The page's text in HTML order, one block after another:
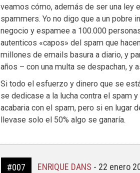
veamos cómo, además de ser una ley
spammers. Yo no digo que a un pobre
negocio y espamee a 100.000
autenticos «capos» del spam que
millones de emails basura a diario, y
años – con una multa se despachan, y
Si todo el esfuerzo y dinero que se
se dedicase a la lucha contra el spam
acabaria con el spam, pero si en lugar
llevase solo el 50% algo se ganaría.
#007 ENRIQUE DANS - 22 enero